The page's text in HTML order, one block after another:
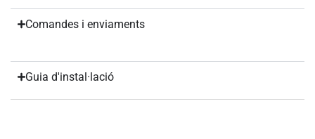
Comandes i enviaments
Guia d'instal·lació